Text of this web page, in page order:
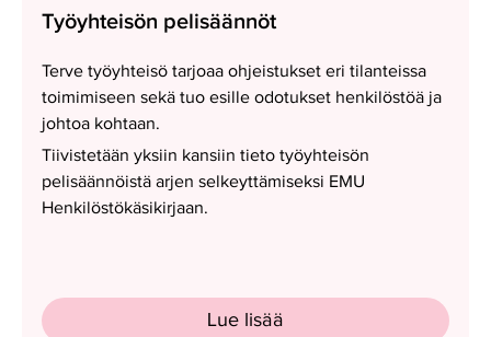
Työyhteisön pelisäännöt
Terve työyhteisö tarjoaa ohjeistukset eri tilanteissa
toimimiseen sekä tuo esille odotukset henkilöstöä ja
johtoa kohtaan.
Tiivistetään yksiin kansiin tieto työyhteisön
pelisäännöistä arjen selkeyttämiseksi EMU
Henkilöstökäsikirjaan.
pelisäännöt
Lue lisää